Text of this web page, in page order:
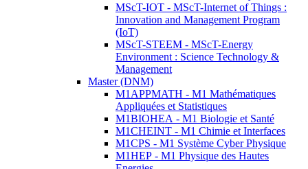
MScT-IOT - MScT-Internet of Things :
Innovation and Management Program
(IoT)
MScT-STEEM - MScT-Energy
Environment : Science Technology &
Management
Master (DNM)
M1APPMATH - M1 Mathématiques
Appliquées et Statistiques
M1BIOHEA - M1 Biologie et Santé
M1CHEINT - M1 Chimie et Interfaces
M1CPS - M1 Système Cyber Physique
M1HEP - M1 Physique des Hautes